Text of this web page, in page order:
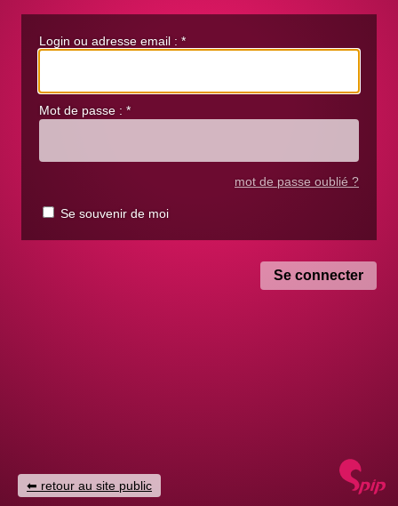
Login ou adresse email : *
Mot de passe : *
mot de passe oublié ?
Se souvenir de moi
retour au site public